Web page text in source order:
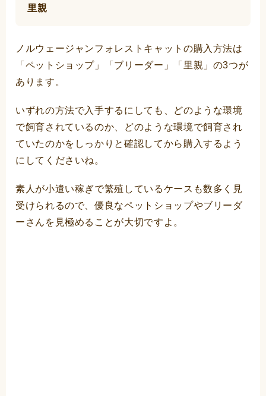
里親
ノルウェージャンフォレストキャットの購入方法は
「ペットショップ」「ブリーダー」「里親」の3つが
あります。
いずれの方法で入手するにしても、どのような環境
で飼育されているのか、どのような環境で飼育され
ていたのかをしっかりと確認してから購入するよう
にしてくださいね。
素人が小遣い稼ぎで繁殖しているケースも数多く見
受けられるので、優良なペットショップやブリーダ
ーさんを見極めることが大切ですよ。